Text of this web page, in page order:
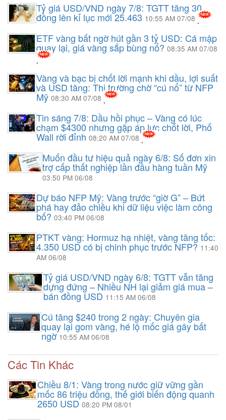
Tỷ giá USD/VND ngày 7/8: TGTT tăng 30
đồng lên kỉ lục mới 25.463 10:55 AM 07/08
ETF vàng bất ngờ hút gần 3 tỷ USD: Cá mập
quay lại, giá vàng sắp bùng nổ? 08:35 AM 07/08
Vàng và bạc bị chốt lời mạnh khi dầu, lợi suất
và USD tăng: Thị trường chờ “cú nổ” từ NFP
Mỹ 08:30 AM 07/08
Tin sáng 7/8: Dầu hồi phục – Vàng có lúc
chạm $4300 nhưng gặp áp lực chốt lời, Phố
Wall rời đỉnh 08:20 AM 07/08
Muốn đầu tư hiệu quả ngày 6/8: Số đơn xin
trợ cấp thất nghiệp lần đầu hàng tuần Mỹ
03:50 PM 06/08
Dự báo NFP Mỹ: Vàng trước “giờ G” – Bứt
phá hay đảo chiều khi dữ liệu việc làm công
bố? 03:40 PM 06/08
PTKT vàng: Hormuz hạ nhiệt, vàng tăng tốc:
4.350 USD có bị chinh phục trước NFP? 11:40
AM 06/08
Tỷ giá USD/VND ngày 6/8: TGTT vẫn tăng
dựng đứng – Nhiều NH lại giảm giá mua –
bán đồng USD 11:15 AM 06/08
Cú tăng $240 trong 2 ngày: Chuyên gia
quay lại gom vàng, hé lộ mốc giá gây bất
ngờ10:55 AM 06/08
Các Tin Khác
Chiều 8/1: Vàng trong nước giữ vững gần
mốc 86 triệu đồng, thế giới biến động quanh
2650 USD08:20 PM 08/01